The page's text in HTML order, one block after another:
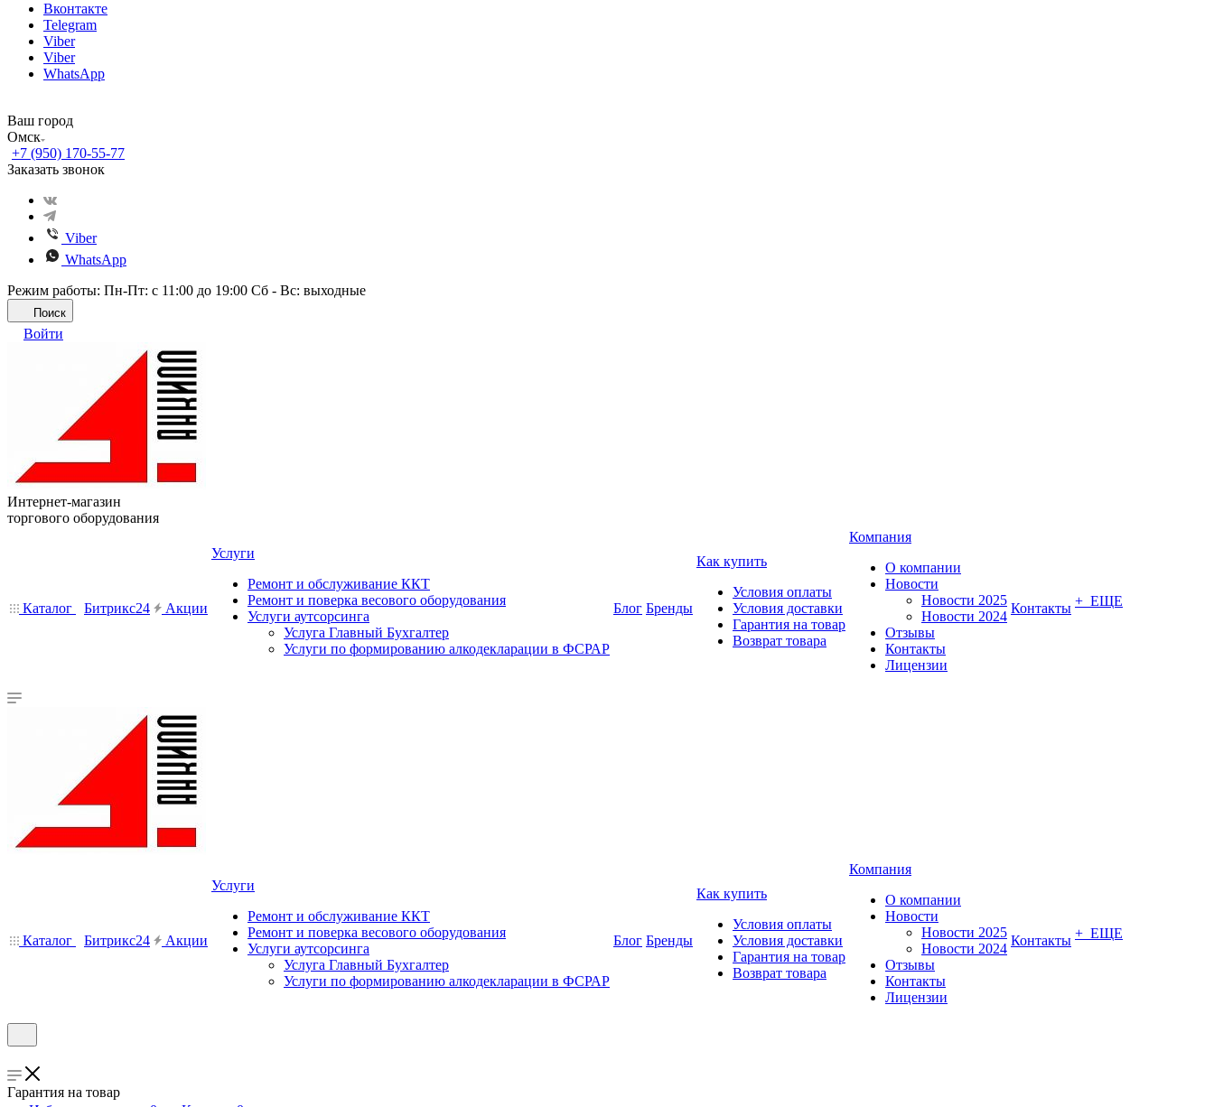
Вконтакте
Telegram
Viber
Viber
WhatsApp
Ваш город
Омск
+7 (950) 170-55-77
Заказать звонок
Viber
WhatsApp
Режим работы: Пн-Пт: с 11:00 до 19:00 Сб - Вс: выходные
Поиск
Войти
Интернет-магазин
торгового оборудования
Каталог Битрикс24 Акции
Услуги
Ремонт и обслуживание ККТ
Ремонт и поверка весового оборудования
Услуги аутсорсинга
Услуга Главный Бухгалтер
Услуги по формированию алкодекларации в ФСРАР
Блог Бренды
Как купить
Условия оплаты
Условия доставки
Гарантия на товар
Возврат товара
Компания
О компании
Новости
Новости 2025
Новости 2024
Отзывы
Контакты
Лицензии
Контакты + ЕЩЕ
Каталог Битрикс24 Акции
Услуги
Ремонт и обслуживание ККТ
Ремонт и поверка весового оборудования
Услуги аутсорсинга
Услуга Главный Бухгалтер
Услуги по формированию алкодекларации в ФСРАР
Блог Бренды
Как купить
Условия оплаты
Условия доставки
Гарантия на товар
Возврат товара
Компания
О компании
Новости
Новости 2025
Новости 2024
Отзывы
Контакты
Лицензии
Контакты + ЕЩЕ
Гарантия на товар